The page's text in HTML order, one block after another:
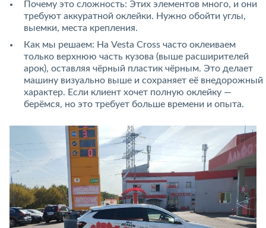
Почему это сложность: Этих элементов много, и они
требуют аккуратной оклейки. Нужно обойти углы,
выемки, места крепления.
Как мы решаем: На Vesta Cross часто оклеиваем
только верхнюю часть кузова (выше расширителей
арок), оставляя чёрный пластик чёрным. Это делает
машину визуально выше и сохраняет её внедорожный
характер. Если клиент хочет полную оклейку —
берёмся, но это требует больше времени и опыта.